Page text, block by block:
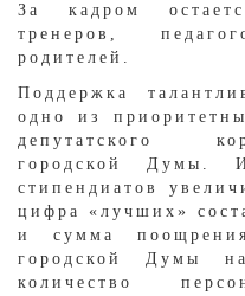
За кадром
тренеров,
родителей.
Поддержка
одно из
депутатского
городской Думы.
стипендиатов
цифра «лучших»
и сумма
городской Думы
количество